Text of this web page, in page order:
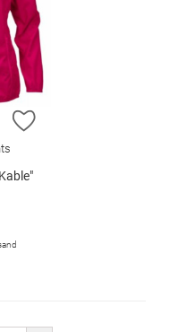
ZUR WUNSCHLISTE